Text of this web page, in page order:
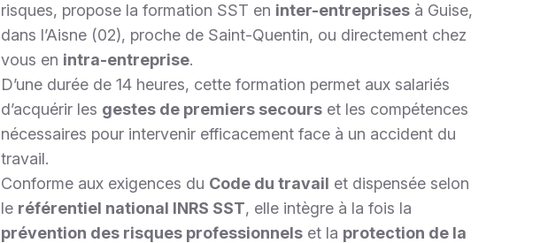
risques, propose la formation SST en inter-entreprises à Guise,
dans l’Aisne (02), proche de Saint-Quentin, ou directement chez
vous en intra-entreprise.
D’une durée de 14 heures, cette formation permet aux salariés
d’acquérir les gestes de premiers secours et les compétences
nécessaires pour intervenir efficacement face à un accident du
travail.
Conforme aux exigences du Code du travail et dispensée selon
le référentiel national INRS SST, elle intègre à la fois la
prévention des risques professionnels et la protection de la